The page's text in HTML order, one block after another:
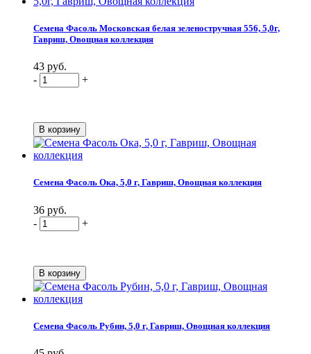
Семена Фасоль Московская белая зеленостручная 556, 5,0г,
Гавриш, Овощная коллекция
43 руб.
-
+
Семена Фасоль Ока, 5,0 г, Гавриш, Овощная коллекция
36 руб.
-
+
Семена Фасоль Рубин, 5,0 г, Гавриш, Овощная коллекция